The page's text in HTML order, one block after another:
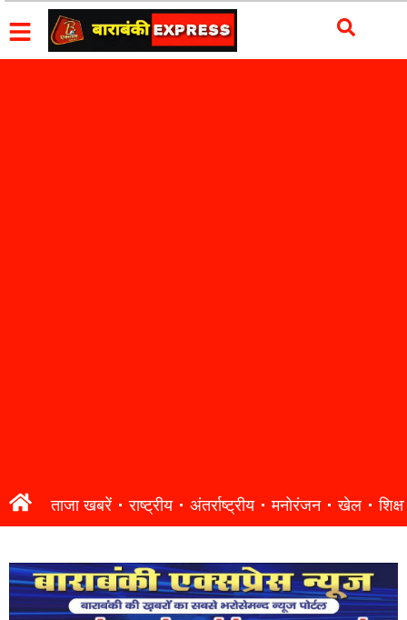
ताजा खबरें राष्ट्रीय अंतर्राष्ट्रीय मनोरंजन खेल शिक्षा